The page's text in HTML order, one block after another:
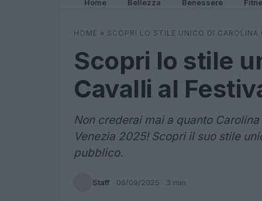
Home Bellezza Benessere
HOME » SCOPRI LO STILE UNICO DI
Scopri lo stile
Cavalli al
Non crederai mai a quanto
Venezia 2025! Scopri il suo stile
pubblico.
Staff · 06/09/2025 · 3 min